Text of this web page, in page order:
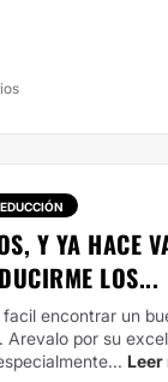
Y YA HACE
LOS...
encontrar un
Arevalo por su
Leer